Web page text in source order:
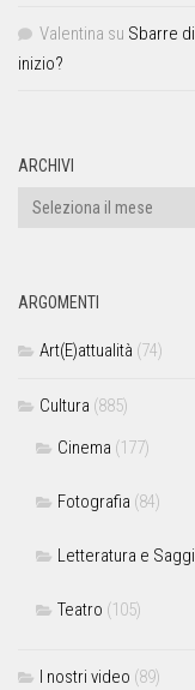
Valentina su Sbarre
inizio?
ARCHIVI
ARGOMENTI
Art(E)attualità (74)
Cultura (885)
Cinema (177)
Fotografia (84)
Letteratura e Saggi
Teatro (105)
I nostri video (89)